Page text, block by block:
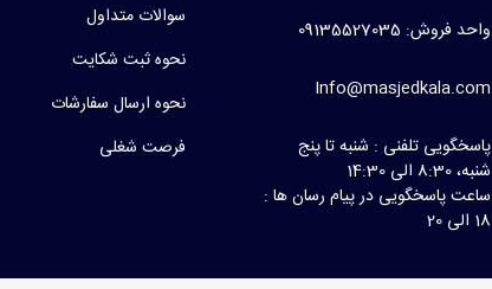
واحد فروش: 09135527035
Info@masjedkala.com
پاسخگویی تلفنی : شنبه تا پنج
شنبه، 8:30 الی 14:30
ساعت پاسخگویی در پیام رسان ها :
18 الی 20
سوالات متداول
نحوه ثبت شکایت
نحوه ارسال سفارشات
فرصت شغلی